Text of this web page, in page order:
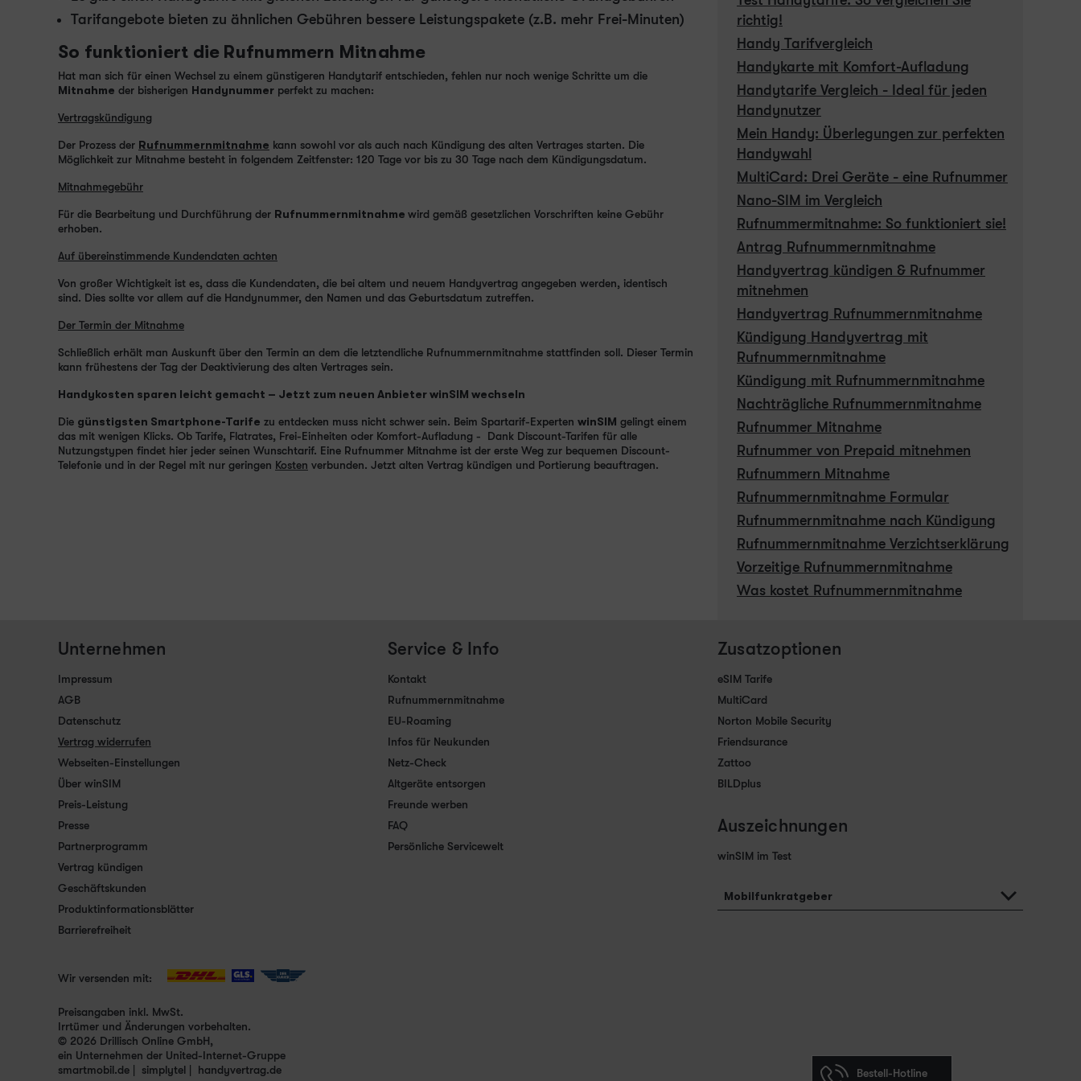
Tarifangebote bieten zu ähnlichen Gebühren bessere Leistungspakete (z.B. mehr Frei-Minuten)
So funktioniert die Rufnummern Mitnahme
Hat man sich für einen Wechsel zu einem günstigeren Handytarif entschieden, fehlen nur noch wenige Schritte um die
Mitnahme der bisherigen Handynummer perfekt zu machen:
Vertragskündigung
Der Prozess der Rufnummernmitnahme kann sowohl vor als auch nach Kündigung des alten Vertrages starten. Die
Möglichkeit zur Mitnahme besteht in folgendem Zeitfenster: 120 Tage vor bis zu 30 Tage nach dem Kündigungsdatum.
Mitnahmegebühr
Für die Bearbeitung und Durchführung der Rufnummernmitnahme wird gemäß gesetzlichen Vorschriften keine Gebühr
erhoben.
Auf übereinstimmende Kundendaten achten
Von großer Wichtigkeit ist es, dass die Kundendaten, die bei altem und neuem Handyvertrag angegeben werden, identisch
sind. Dies sollte vor allem auf die Handynummer, den Namen und das Geburtsdatum zutreffen.
Der Termin der Mitnahme
Schließlich erhält man Auskunft über den Termin an dem die letztendliche Rufnummernmitnahme stattfinden soll. Dieser Termin
kann frühestens der Tag der Deaktivierung des alten Vertrages sein.
Handykosten sparen leicht gemacht – Jetzt zum neuen Anbieter winSIM wechseln
Die günstigsten Smartphone-Tarife zu entdecken muss nicht schwer sein. Beim Spartarif-Experten winSIM gelingt einem
das mit wenigen Klicks. Ob Tarife, Flatrates, Frei-Einheiten oder Komfort-Aufladung - Dank Discount-Tarifen für alle
Nutzungstypen findet hier jeder seinen Wunschtarif. Eine Rufnummer Mitnahme ist der erste Weg zur bequemen Discount-
Telefonie und in der Regel mit nur geringen Kosten verbunden. Jetzt alten Vertrag kündigen und Portierung beauftragen.
richtig!
Handy Tarifvergleich
Handykarte mit Komfort-Aufladung
Handytarife Vergleich - Ideal für jeden
Handynutzer
Mein Handy: Überlegungen zur perfekten
Handywahl
MultiCard: Drei Geräte - eine Rufnummer
Nano-SIM im Vergleich
Rufnummermitnahme: So funktioniert sie!
Antrag Rufnummernmitnahme
Handyvertrag kündigen & Rufnummer
mitnehmen
Handyvertrag Rufnummernmitnahme
Kündigung Handyvertrag mit
Rufnummernmitnahme
Kündigung mit Rufnummernmitnahme
Nachträgliche Rufnummernmitnahme
Rufnummer Mitnahme
Rufnummer von Prepaid mitnehmen
Rufnummern Mitnahme
Rufnummernmitnahme Formular
Rufnummernmitnahme nach Kündigung
Rufnummernmitnahme Verzichtserklärung
Vorzeitige Rufnummernmitnahme
Was kostet Rufnummernmitnahme
Unternehmen
Impressum
AGB
Datenschutz
Vertrag widerrufen
Webseiten-Einstellungen
Über winSIM
Preis-Leistung
Presse
Partnerprogramm
Vertrag kündigen
Geschäftskunden
Produktinformationsblätter
Barrierefreiheit
Service & Info
Kontakt
Rufnummernmitnahme
EU-Roaming
Infos für Neukunden
Netz-Check
Altgeräte entsorgen
Freunde werben
FAQ
Persönliche Servicewelt
Zusatzoptionen
eSIM Tarife
MultiCard
Norton Mobile Security
Friendsurance
Zattoo
BILDplus
Auszeichnungen
winSIM im Test
Mobilfunkratgeber
Wir versenden mit:
Preisangaben inkl. MwSt.
Irrtümer und Änderungen vorbehalten.
© 2026 Drillisch Online GmbH,
ein Unternehmen der United-Internet-Gruppe
smartmobil.de
simplytel handyvertrag.de
Bestell-Hotline